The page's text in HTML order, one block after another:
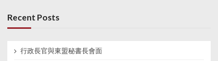
Recent Posts
行政長官與東盟秘書長會面